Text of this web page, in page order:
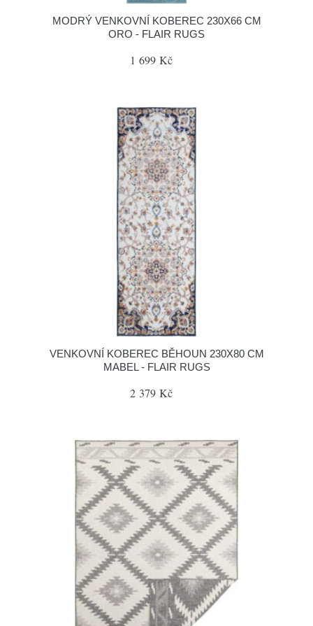
MODRÝ VENKOVNÍ KOBEREC 230X66 CM
ORO - FLAIR RUGS
1 699 Kč
VENKOVNÍ KOBEREC BĚHOUN 230X80 CM
MABEL - FLAIR RUGS
2 379 Kč